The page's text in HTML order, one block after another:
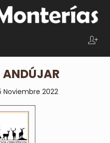
ANDÚJAR
Noviembre 2022